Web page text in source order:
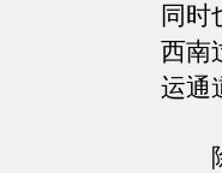
同时
西南
运通
除